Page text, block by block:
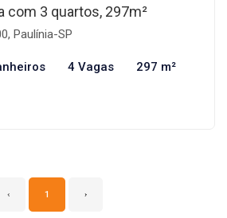
com 3 quartos, 297m²
Paulínia-SP
4 Vagas 297 m²
‹ 1 ›